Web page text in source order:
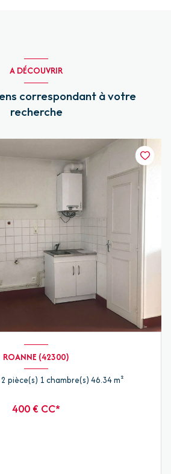
A DÉCOUVRIR
correspondant à votre
recherche
ROANNE (42300)
Appartement 2 pièce(s) 1 chambre(s) 46.34 m²
400 € CC*